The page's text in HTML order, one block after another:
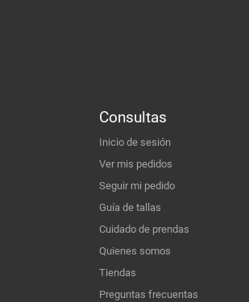
Consultas
Inicio de sesión
Ver mis pedidos
Seguir mi pedido
Guía de tallas
Cuidado de prendas
Quienes somos
Tiendas
Preguntas frecuentas